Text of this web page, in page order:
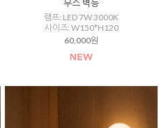
무스 벽등
램프: LED 7W 3000K
사이즈: W150*H120
60,000원